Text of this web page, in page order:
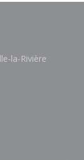
la-Rivière
une nouvelle
((ouvre une